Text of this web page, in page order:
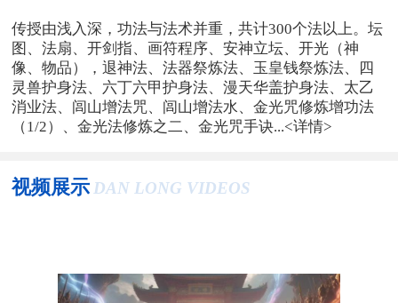
传授由浅入深，功法与法术并重，共计300个法以上。坛
图、法扇、开剑指、画符程序、安神立坛、开光（神
像、物品），退神法、法器祭炼法、玉皇钱祭炼法、四
灵兽护身法、六丁六甲护身法、漫天华盖护身法、太乙
消业法、闾山增法咒、闾山增法水、金光咒修炼增功法
（1/2）、金光法修炼之二、金光咒手诀...<详情>
视频展示 DAN LONG VIDEOS